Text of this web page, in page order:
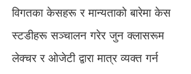
विगतका केसहरू र मान्यताको बारेमा केस
स्टडीहरू सञ्चालन गरेर जुन क्लासरूम
लेक्चर र ओजेटी द्वारा मात्र व्यक्त गर्न